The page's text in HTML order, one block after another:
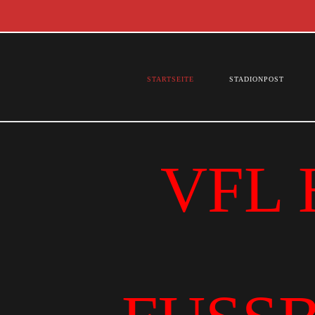
STARTSEITE STADIONPOST
VFL